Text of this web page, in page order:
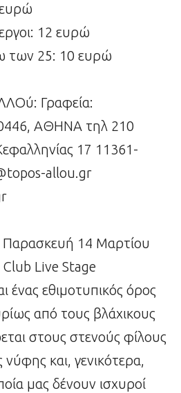
ευρώ
12 ευρώ
των 25: 10 ευρώ
Γραφεία:
ΑΘΗΝΑ τηλ 210
17 11361-
allou.gr
14 Μαρτίου
Club Live Stage
ένας εθιμοτυπικός όρος
από τους βλάχικους
στους στενούς φίλους
και, γενικότερα,
μας δένουν ισχυροί